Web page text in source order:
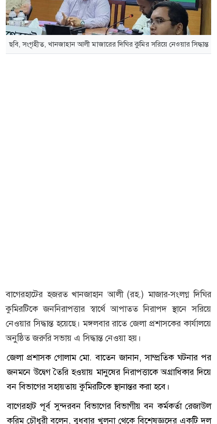
ছবি, সংগৃহীত, খানজাহান আলী মাজারের দিঘির কুমির সরিয়ে নেওয়ার সিদ্ধান্ত
বাগেরহাটেরহজরত খানজাহান আলী (রহ.) মাজার-সংলগ্ন দিঘির
কুমিরটিকে জননিরাপত্তার স্বার্থে আপাতত নিরাপদ স্থানে সরিয়ে
নেওয়ার সিদ্ধান্ত হয়েছে। মঙ্গলবার রাতে জেলা প্রশাসকের কার্যালয়ে
অনুষ্ঠিত জরুরি সভায় এ সিদ্ধান্ত নেওয়া হয়।
জেলা প্রশাসকগোলাম মো. বাতেনজানান, সাম্প্রতিক ঘটনার পর
জনমনে উদ্বেগ তৈরি হওয়ায় মানুষের নিরাপত্তাকে অগ্রাধিকার দিয়ে
বন বিভাগের সহায়তায় কুমিরটিকে স্থানান্তর করা হবে।
বাগেরহাট পূর্ব সুন্দরবন বিভাগের বিভাগীয় বন কর্মকর্তা রেজাউল
করিম চৌধুরীবলেন, বুধবার খুলনা থেকে বিশেষজ্ঞদের একটি দল